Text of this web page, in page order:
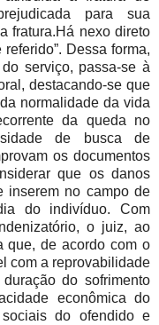
para sua
fratura.Há nexo direto
Dessa forma,
serviço, passa-se à
destacando-se que
normalidade da vida
da queda no
de busca de
os documentos
que os danos
inserem no campo de
do indivíduo. Com
o juiz, ao
que, de acordo com o
com a reprovabilidade
do sofrimento
econômica do
do ofendido e